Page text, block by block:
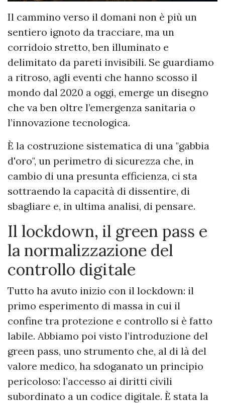
Il cammino verso il domani non è più un
sentiero ignoto da tracciare, ma un
corridoio stretto, ben illuminato e
delimitato da pareti invisibili. Se guardiamo
a ritroso, agli eventi che hanno scosso il
mondo dal 2020 a oggi, emerge un disegno
che va ben oltre l’emergenza sanitaria o
l’innovazione tecnologica.
È la costruzione sistematica di una "gabbia
d'oro", un perimetro di sicurezza che, in
cambio di una presunta efficienza, ci sta
sottraendo la capacità di dissentire, di
sbagliare e, in ultima analisi, di pensare.
Il lockdown, il green pass e
la normalizzazione del
controllo digitale
Tutto ha avuto inizio con il lockdown: il
primo esperimento di massa in cui il
confine tra protezione e controllo si è fatto
labile. Abbiamo poi visto l’introduzione del
green pass, uno strumento che, al di là del
valore medico, ha sdoganato un principio
pericoloso: l’accesso ai diritti civili
subordinato a un codice digitale. È stata la